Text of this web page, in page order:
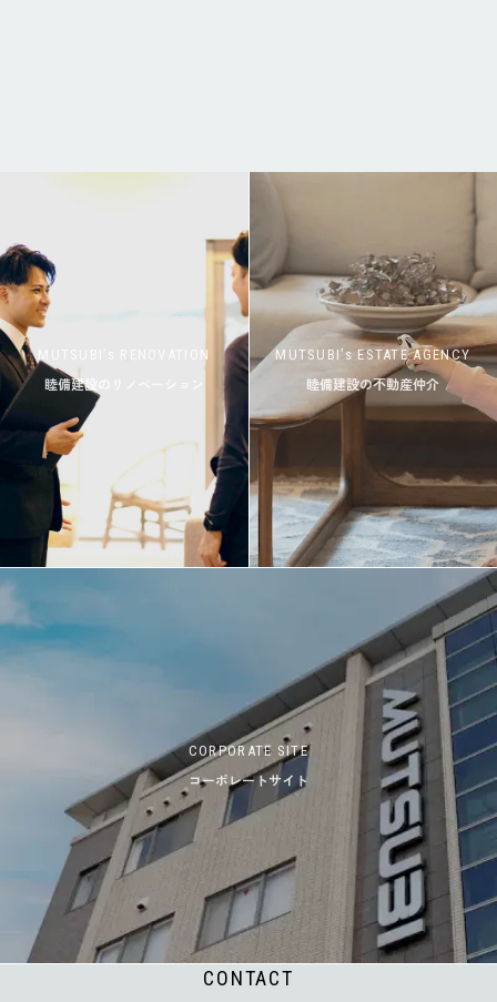
MUTSUBI’s RENOVATION
睦備建設のリノベーション
MUTSUBI’s ESTATE AGENCY
睦備建設の不動産仲介
CORPORATE SITE
コーポレートサイト
CONTACT